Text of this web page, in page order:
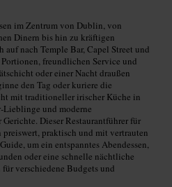
im Zentrum von Dublin, von
Dinern bis hin zu kräftigen
auf nach Temple Bar, Capel Street und
freundlichen Service und
oder einer Nacht draußen
den Tag oder kuriere die
mit traditioneller irischer Küche in
und moderne
Dieser Restaurantführer für
praktisch und mit vertrauten
um ein entspanntes Abendessen,
oder eine schnelle nächtliche
verschiedene Budgets und